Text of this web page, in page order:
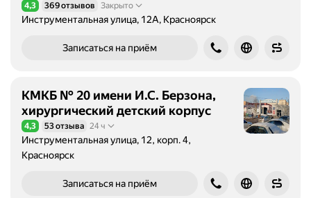
Рейтинг 4,3 из 5
4,3 369 отзывов Закрыто
Инструментальная улица, 12А, Красноярск
Записаться на приём
КМКБ № 20 имени И.С. Берзона,
хирургический детский корпус
Рейтинг 4,3 из 5
4,3 53 отзыва 24 ч
Инструментальная улица, 12, корп. 4,
Красноярск
Записаться на приём